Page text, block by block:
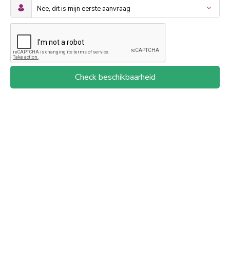
Check beschikbaarheid